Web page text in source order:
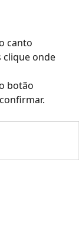
canto
clique onde
botão